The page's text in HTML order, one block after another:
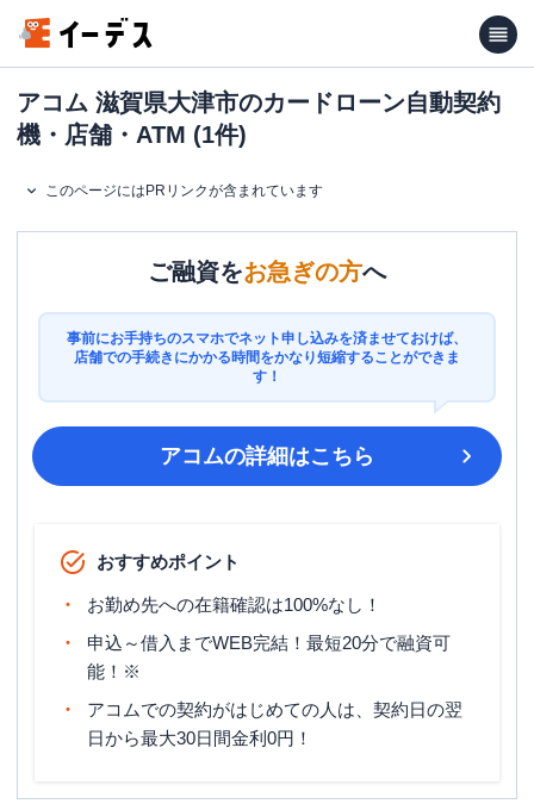
アコム 滋賀県大津市のカードローン自動契約
機・店舗・ATM (1件)
このページにはPRリンクが含まれています
ご融資をお急ぎの方へ
事前にお手持ちのスマホでネット申し込みを済ませておけば、
店舗での手続きにかかる時間をかなり短縮することができま
す！
アコムの詳細はこちら
おすすめポイント
お勤め先への在籍確認は100%なし！
申込～借入までWEB完結！最短20分で融資可
能！※
アコムでの契約がはじめての人は、契約日の翌
日から最大30日間金利0円！